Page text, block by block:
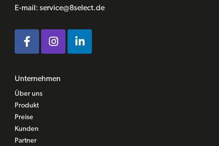
E-mail: service@8select.de
Unternehmen
Über uns
Produkt
Preise
Kunden
Partner